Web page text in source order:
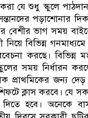
যে শুধু স্কুলে
পড়াশোনার
বেশীর ভাগ সময়
বিভিন্ন
করছে।
সময় নির্ধারন
প্রাথমিকের জন্য দেড়
ক্লাস করবে। যে
দিতে হবে। অনেকে